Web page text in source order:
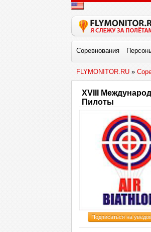
Соревнования
FLYMONITOR.RU »
ХVIII
Пилоты
Подписаться на